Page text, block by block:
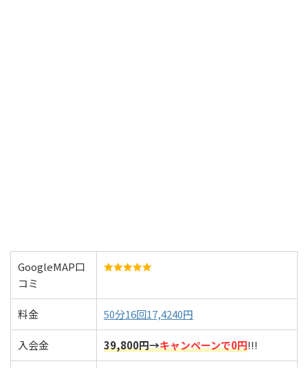
GoogleMAP口
コミ
料金 50分16回17,4240円
入会金 39,800円→キャンペーンで0円!!!